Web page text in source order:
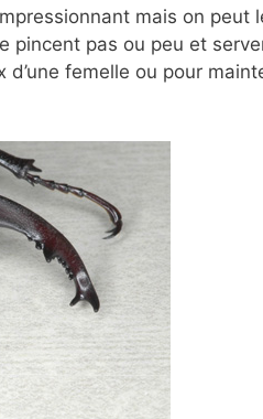
mais on peut
pincent pas ou peu et
femelle ou pour